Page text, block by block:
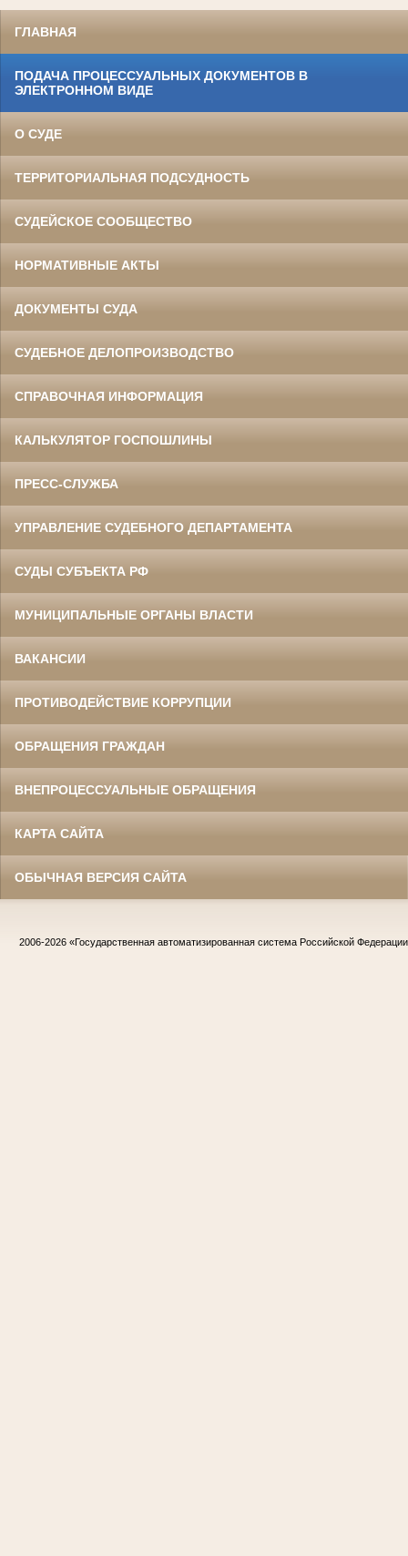
ГЛАВНАЯ
ПОДАЧА ПРОЦЕССУАЛЬНЫХ ДОКУМЕНТОВ В
ЭЛЕКТРОННОМ ВИДЕ
О СУДЕ
ТЕРРИТОРИАЛЬНАЯ ПОДСУДНОСТЬ
СУДЕЙСКОЕ СООБЩЕСТВО
НОРМАТИВНЫЕ АКТЫ
ДОКУМЕНТЫ СУДА
СУДЕБНОЕ ДЕЛОПРОИЗВОДСТВО
СПРАВОЧНАЯ ИНФОРМАЦИЯ
КАЛЬКУЛЯТОР ГОСПОШЛИНЫ
ПРЕСС-СЛУЖБА
УПРАВЛЕНИЕ СУДЕБНОГО ДЕПАРТАМЕНТА
СУДЫ СУБЪЕКТА РФ
МУНИЦИПАЛЬНЫЕ ОРГАНЫ ВЛАСТИ
ВАКАНСИИ
ПРОТИВОДЕЙСТВИЕ КОРРУПЦИИ
ОБРАЩЕНИЯ ГРАЖДАН
ВНЕПРОЦЕССУАЛЬНЫЕ ОБРАЩЕНИЯ
КАРТА САЙТА
ОБЫЧНАЯ ВЕРСИЯ САЙТА
2006-2026 «Государственная автоматизированная система Российской